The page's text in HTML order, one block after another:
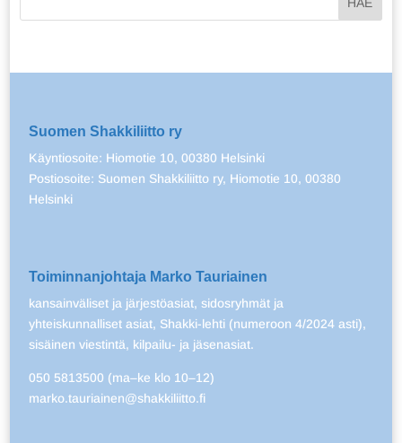
Suomen Shakkiliitto ry
Käyntiosoite: Hiomotie 10, 00380 Helsinki
Postiosoite: Suomen Shakkiliitto ry, Hiomotie 10, 00380
Helsinki
Toiminnanjohtaja Marko Tauriainen
kansainväliset ja järjestöasiat, sidosryhmät ja
yhteiskunnalliset asiat, Shakki-lehti (numeroon 4/2024 asti),
sisäinen viestintä, kilpailu- ja jäsenasiat.
050 5813500 (ma–ke klo 10–12)
marko.tauriainen@shakkiliitto.fi